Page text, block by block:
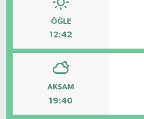
ÖĞLE
12:42
AKŞAM
19:40